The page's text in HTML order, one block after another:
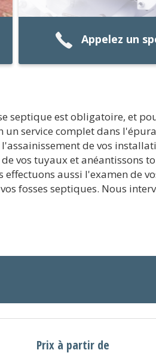
Appelez un
septique est obligatoire, et
service complet dans
de vos
vos tuyaux et anéantissons
aussi l'examen de
fosses septiques. Nous
Prix à partir de